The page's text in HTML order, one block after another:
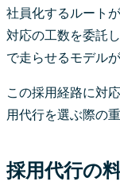
社員化するルート
対応の工数を委託
で走らせるモデル
この採用経路に対
用代行を選ぶ際の
採用代行の